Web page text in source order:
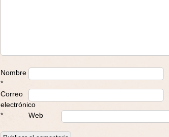
Nombre
*
Correo
electrónico
*
Web